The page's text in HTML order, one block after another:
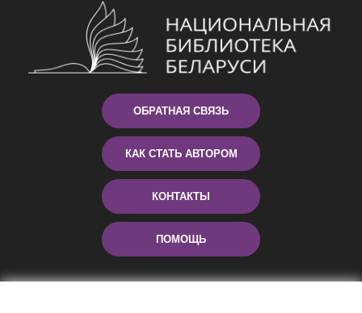
ОБРАТНАЯ СВЯЗЬ
КАК СТАТЬ АВТОРОМ
КОНТАКТЫ
ПОМОЩЬ